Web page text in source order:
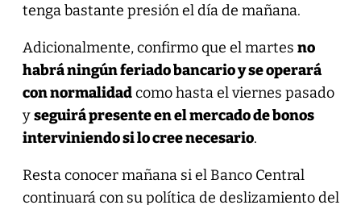
tenga bastante presión el día de mañana.
Adicionalmente, confirmo que el martes no
habrá ningún feriado bancario y se operará
con normalidadcomo hasta el viernes pasado
yseguirá presente en el mercado de bonos
interviniendo si lo cree necesario.
Resta conocer mañana si el Banco Central
continuará con su política de deslizamiento del